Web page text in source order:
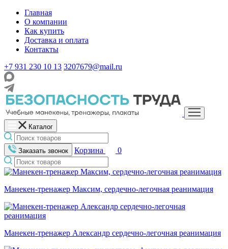
Главная
О компании
Как купить
Доставка и оплата
Контакты
+7 931 230 10 13 3207679@mail.ru
Каталог
Заказать звонок Корзина 0
Манекен-тренажер Максим, сердечно-легочная реанимация
Манекен-тренажер Александр сердечно-легочная реанимация